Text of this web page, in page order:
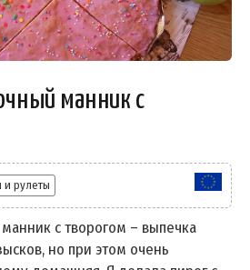
манник с
и рулеты
с творогом – выпечка
но при этом очень